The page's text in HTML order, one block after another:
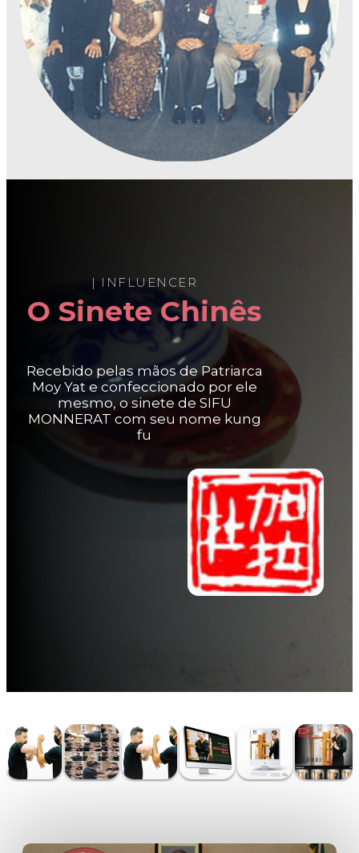
| INFLUENCER
O Sinete Chinês
Recebido pelas mãos de Patriarca
Moy Yat e confeccionado por ele
mesmo, o sinete de SIFU
MONNERAT com seu nome kung
fu